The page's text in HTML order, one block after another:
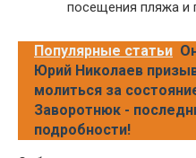
посещения пляжа и
Популярные статьи
Юрий Николаев
молиться за
Заворотнюк -
подробности!